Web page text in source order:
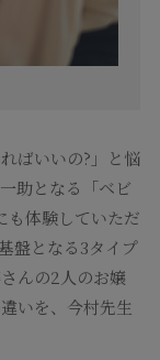
ばいいの?」と悩
助となる「ベビ
も体験していただ
盤となる3タイプ
んの2人のお嬢
いを、今村先生